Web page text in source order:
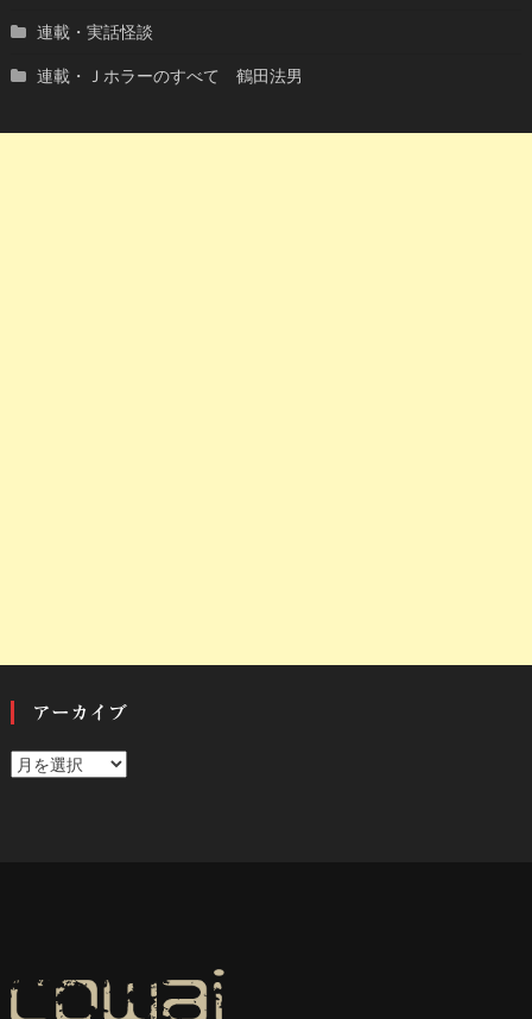
連載・実話怪談
連載・Ｊホラーのすべて 鶴田法男
アーカイブ
ア